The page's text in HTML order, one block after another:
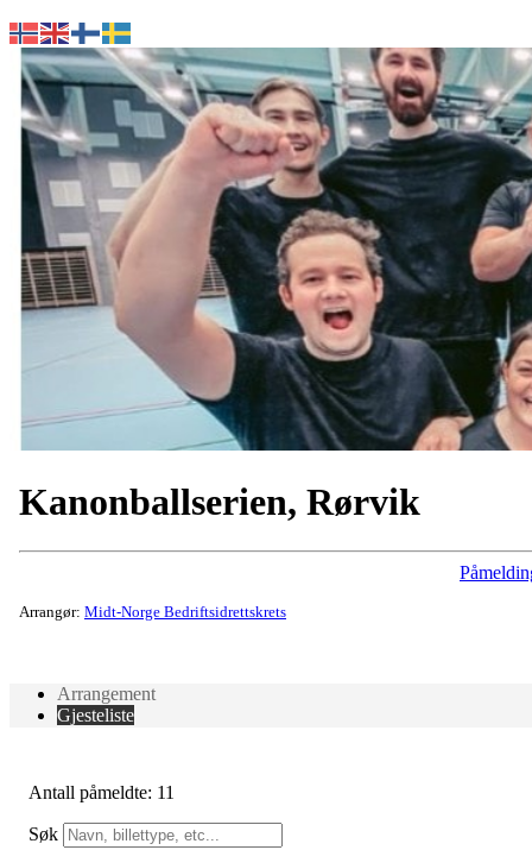
Kanonballserien, Rørvik
Arrangør: Midt-Norge Bedriftsidrettskrets
Arrangement
Gjesteliste
Antall påmeldte: 11
Søk